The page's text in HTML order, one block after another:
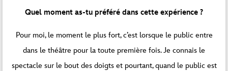
Quel moment as-tu préféré dans cette expérience ?
Pour moi, le moment le plus fort, c’est lorsque le public entre
dans le théâtre pour la toute première fois. Je connais le
spectacle sur le bout des doigts et pourtant, quand le public est